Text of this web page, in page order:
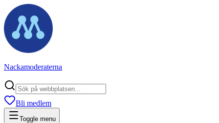
Nackamoderaterna
Bli medlem
Toggle menu